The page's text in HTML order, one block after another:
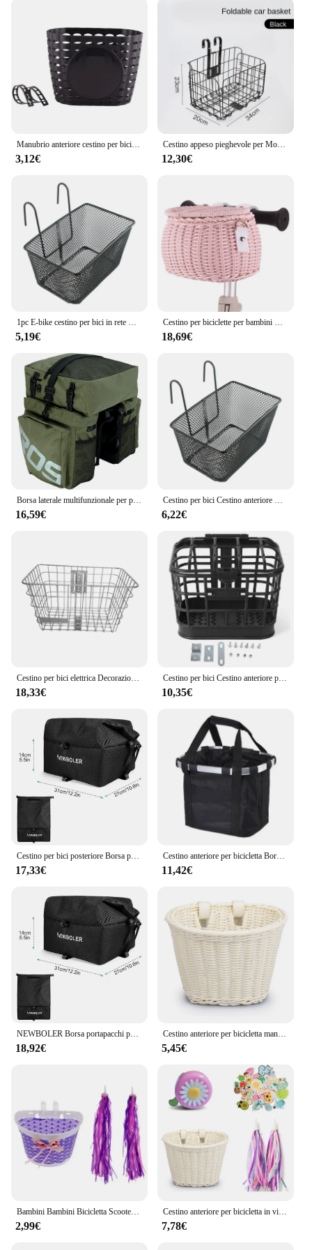
making it an attractive addition to your ride.
Whether you're heading to the grocery store, taking
a leisurely ride through the park, or commuting to
work, this basket is an indispensable accessory. It's
not just about transporting items; it's about adding a
touch of elegance to your cycling experience. The
basket's ability to hold up to 5kg ensures that you
can carry all your essentials without worrying about
**For Every Cyclist**
This bike basket is not just for the casual rider; it's
designed for the cycling enthusiast. Whether you're
a wholesaler looking to stock up on quality bike
accessories or an individual cyclist looking for a
reliable basket, the cestino bicic is a perfect choice.
Its universal appeal makes it suitable for a wide
range of cyclists, from urban commuters to leisure
riders. With its easy-to-install design and secure
attachment, it's a set that every cyclist should have
in their collection.
Manubrio anteriore cestino per bici posteriore impermeabile cestino per biciclette in plastica con cinturino di fissaggio per cestino in plastica per bici da ragazzo e ragazza
3,12€
Cestino appeso pieghevole per Mountain Bike cestino per bicicletta cestino anteriore e posteriore appeso cestino per rimorchio laterale audace
12,30€
1pc E-bike cestino per bici in rete metallica manubrio anteriore portaoggetti per la spesa bambini 25x17x15CM cestino per manubrio anteriore per bicicletta E-Scooter
5,19€
Cestino per biciclette per bambini Cestino per biciclette in tessuto plastica Cestino per biciclette per bambini in vimini
18,69€
Borsa laterale multifunzionale per portapacchi posteriore per bicicletta di grande capacità, bagagliaio di carico per sedile posteriore
16,59€
Cestino per bici Cestino anteriore Cestini per esterni Accessori per biciclette Manubrio per ciclismo Grandi capacità Shopping in rete
6,22€
18,33€
Cestino per bici Cestino anteriore per bici Grande capacità Anti estrusione Materiale PC nero Cestino per bici staccabile con coperchio per bici elettrica
10,35€
17,33€
Cestino anteriore per bicicletta Borsa per il trasporto di cani da compagnia di piccola taglia 2in1 Staccabile MTB Tubo per manubrio da ciclismo Borsa per bagagli pieghevole appesa Carico 5 kg
11,42€
18,92€
Cestino anteriore per bicicletta manubrio anteriore regolabile cestino per bicicletta cestino per bici intrecciato a mano impermeabile Vintage per bambini bici per bambini
5,45€
2,99€
Cestino anteriore per bicicletta in vimini in Rattan 4 pz/set PE + campana + nappa + adesivi accessori per manubrio per bici per adulti intrecciati a mano regolabili
7,78€